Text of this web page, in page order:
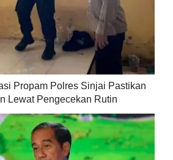
Propam Polres Sinjai Pastikan
Lewat Pengecekan Rutin